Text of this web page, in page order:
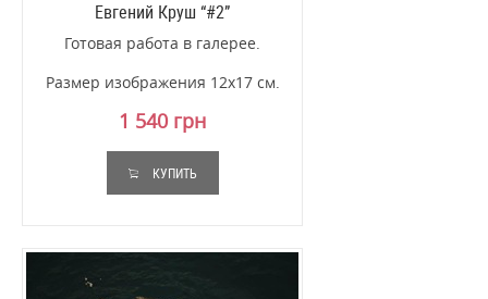
Евгений Круш “#2”
Готовая работа в галерее.
Размер изображения 12x17 см.
1 540 грн
КУПИТЬ